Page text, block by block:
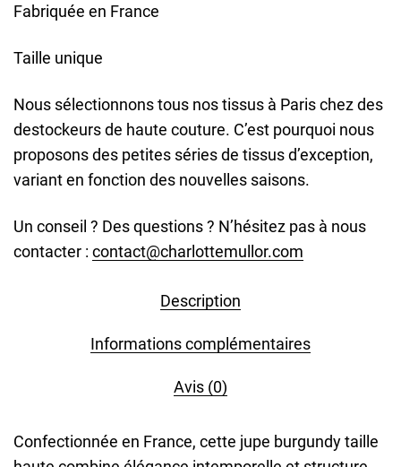
Fabriquée en France
Taille unique
Nous sélectionnons tous nos tissus à Paris chez des
destockeurs de haute couture. C’est pourquoi nous
proposons des petites séries de tissus d’exception,
variant en fonction des nouvelles saisons.
Un conseil ? Des questions ? N’hésitez pas à nous
contacter : contact@charlottemullor.com
Description
Informations complémentaires
Avis (0)
Confectionnée en France, cette jupe burgundy taille